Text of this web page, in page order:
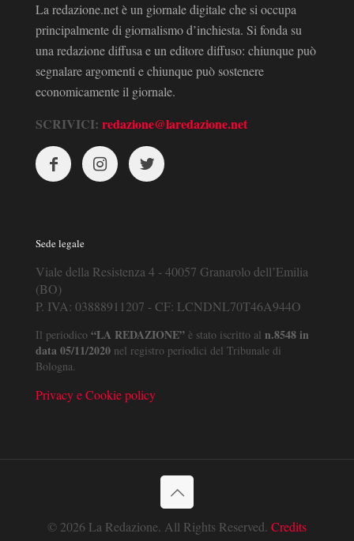
La redazione.net è un giornale digitale che si occupa
principalmente di giornalismo d’inchiesta. Si fonda su
una redazione diffusa e un editore diffuso: chiunque può
segnalare argomenti e chiunque può sostenere
economicamente il giornale.
SCRIVICI: redazione@laredazione.net
Sede legale
Viale della Resistenza 4 - 40057 Granarolo dell’Emilia
(BO)
P. IVA: 03888911207 - CF: LCNDNL70T46A944O
Il periodico “LA REDAZIONE” è stato iscritto al n.8548 in
data 05/11/2020 nel registro periodici del Tribunale di
Bologna.
Privacy e Cookie policy
© 2026 La Redazione. All Rights Reserved. Credits